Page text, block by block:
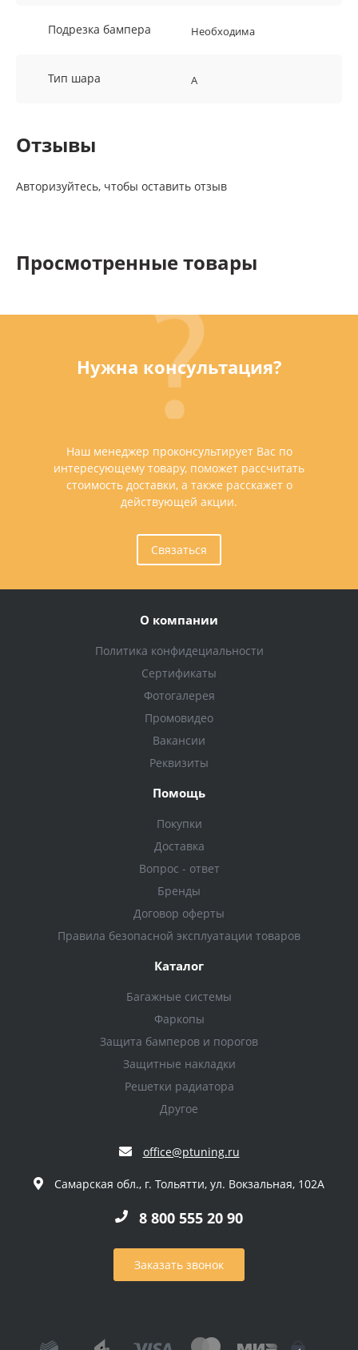
Подрезка бампера Необходима
Тип шара A
Отзывы
Авторизуйтесь, чтобы оставить отзыв
Просмотренные товары
Нужна консультация?
Наш менеджер проконсультирует Вас по
интересующему товару, поможет рассчитать
стоимость доставки, а также расскажет о
действующей акции.
Связаться
О компании
Политика конфидециальности
Сертификаты
Фотогалерея
Промовидео
Вакансии
Реквизиты
Помощь
Покупки
Доставка
Вопрос - ответ
Бренды
Договор оферты
Правила безопасной эксплуатации товаров
Каталог
Багажные системы
Фаркопы
Защита бамперов и порогов
Защитные накладки
Решетки радиатора
Другое
office@ptuning.ru
Самарская обл., г. Тольятти, ул. Вокзальная, 102А
8 800 555 20 90
Заказать звонок